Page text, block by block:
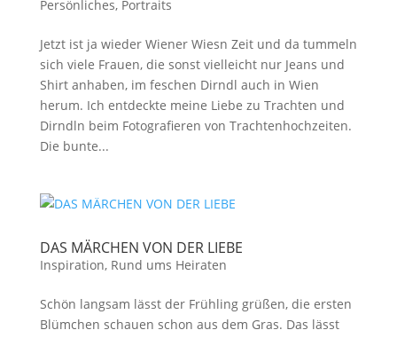
Persönliches, Portraits
Jetzt ist ja wieder Wiener Wiesn Zeit und da tummeln
sich viele Frauen, die sonst vielleicht nur Jeans und
Shirt anhaben, im feschen Dirndl auch in Wien
herum. Ich entdeckte meine Liebe zu Trachten und
Dirndln beim Fotografieren von Trachtenhochzeiten.
Die bunte...
DAS MÄRCHEN VON DER LIEBE
Inspiration, Rund ums Heiraten
Schön langsam lässt der Frühling grüßen, die ersten
Blümchen schauen schon aus dem Gras. Das lässt